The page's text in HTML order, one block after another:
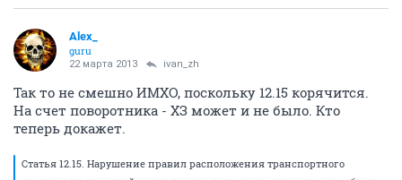
Alex_
guru
22 марта 2013 ivan_zh
Так то не смешно ИМХО, поскольку 12.15 корячится.
На счет поворотника - ХЗ может и не было. Кто
теперь докажет.
Статья 12.15. Нарушение правил расположения транспортного